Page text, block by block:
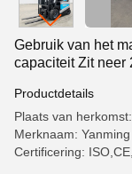
Gebruik van het
capaciteit Zit neer
Productdetails
Plaats van
Merknaam: Yanming
Certificering: